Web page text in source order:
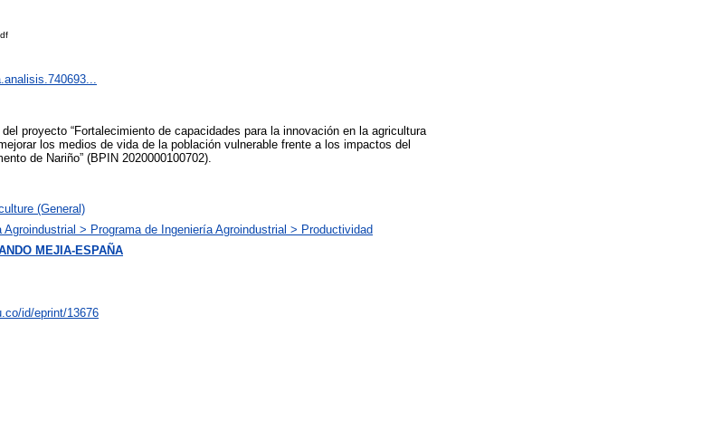
proyecto “Fortalecimiento de capacidades para la innovación en la agricultura
los medios de vida de la población vulnerable frente a los impactos del
de Nariño” (BPIN 2020000100702).
(General)
Agroindustrial > Programa de Ingeniería Agroindustrial > Productividad
MEJIA-ESPAÑA
id/eprint/13676